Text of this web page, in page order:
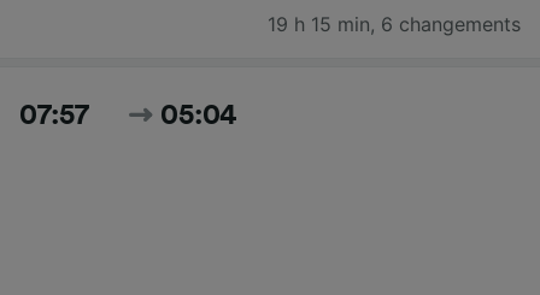
19 h 15 min, 6 changements
07:57 05:04